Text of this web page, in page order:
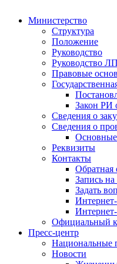
Министерство
Структура
Положение
Руководство
Руководство
Правовые
Закон РИ
Сведения о
Сведения о
Основные
Реквизиты
Контакты
Обратная
Запись
Задать
Официальный
Пресс-центр
Национальные
Новости